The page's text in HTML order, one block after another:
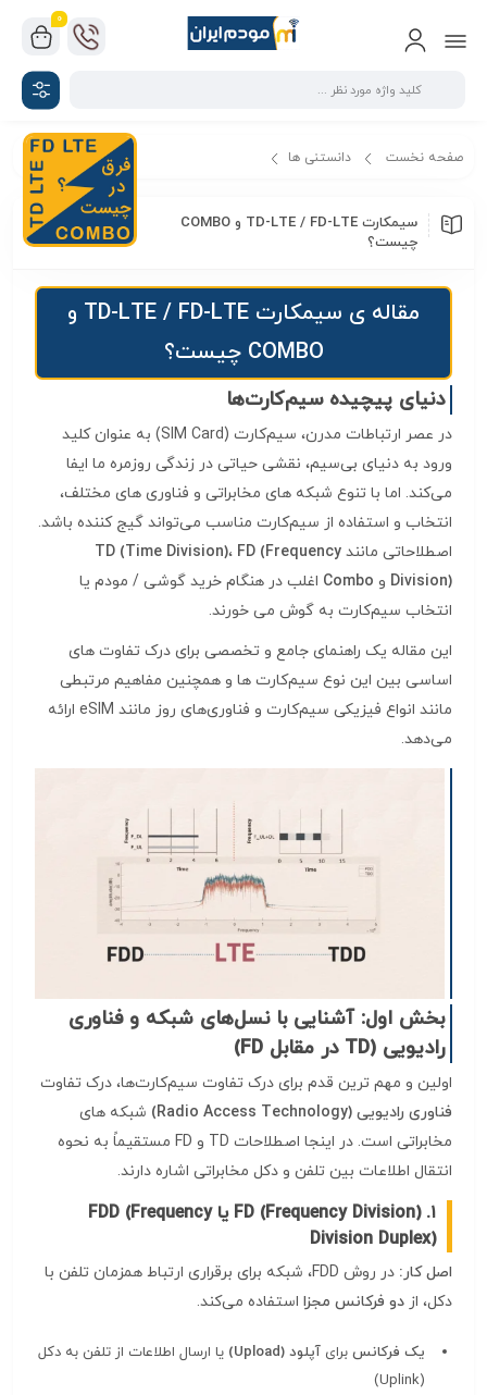
0
صفحه نخست دانستنی ها
سیمکارت TD-LTE / FD-LTE و COMBO
چیست؟
مقاله ی سیمکارت TD-LTE / FD-LTE و
COMBO چیست؟
دنیای پیچیده سیم‌کارت‌ها
در عصر ارتباطات مدرن، سیم‌کارت (SIM Card) به عنوان کلید
ورود به دنیای بی‌سیم، نقشی حیاتی در زندگی روزمره ما ایفا
می‌کند. اما با تنوع شبکه‌ های مخابراتی و فناوری‌ های مختلف،
انتخاب و استفاده از سیم‌کارت مناسب می‌تواند گیج‌ کننده باشد.
اصطلاحاتی مانند
TD (Time Division)، FD (Frequency
Division) و Combo اغلب در هنگام خرید گوشی / مودم یا
انتخاب سیم‌کارت به گوش می‌ خورند.
این مقاله یک راهنمای جامع و تخصصی برای درک تفاوت‌ های
اساسی بین این نوع سیم‌کارت‌ ها و همچنین مفاهیم مرتبطی
مانند انواع فیزیکی سیم‌کارت و فناوری‌های روز مانند eSIM ارائه
می‌دهد.
بخش اول: آشنایی با نسل‌های شبکه و فناوری
رادیویی (TD در مقابل FD)
اولین و مهم‌ ترین قدم برای درک تفاوت سیم‌کارت‌ها، درک تفاوت
فناوری رادیویی (Radio Access Technology)
شبکه‌ های
مخابراتی است. در اینجا اصطلاحات TD و FD مستقیماً به نحوه
انتقال اطلاعات بین تلفن و دکل مخابراتی اشاره دارند.
۱. FD (Frequency Division) یا FDD (Frequency
Division Duplex)
اصل کار:
در روش FDD، شبکه برای برقراری ارتباط همزمان تلفن با
دکل، از دو فرکانس مجزا استفاده می‌کند.
یک فرکانس برای آپلود (Upload)
یا ارسال اطلاعات از تلفن به دکل
(Uplink)